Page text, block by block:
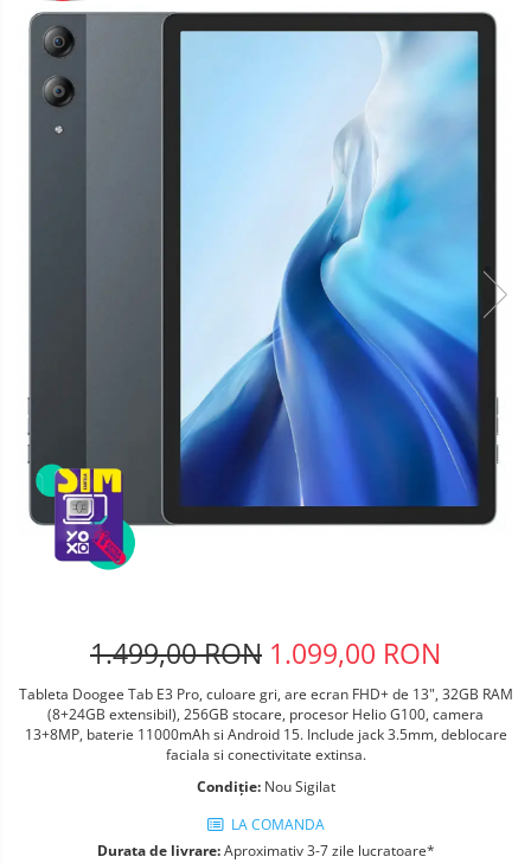
Telefoane mobile Ulefone
Telefoane mobile Unihertz
Telefoane mobile Cubot
Telefoane mobile Blackview
Telefoane mobile Xiaomi
Telefoane mobile AGM
Telefoane mobile Realme
Telefoane mobile ZTE Nubia
Telefoane mobile ALTE BRANDURI
1.499,00 RON 1.099,00 RON
Tableta Doogee Tab E3 Pro, culoare gri, are ecran FHD+ de 13", 32GB RAM
(8+24GB extensibil), 256GB stocare, procesor Helio G100, camera
13+8MP, baterie 11000mAh si Android 15. Include jack 3.5mm, deblocare
faciala si conectivitate extinsa.
Condiție: Nou Sigilat
LA COMANDA
Durata de livrare:Aproximativ 3-7 zile lucratoare*